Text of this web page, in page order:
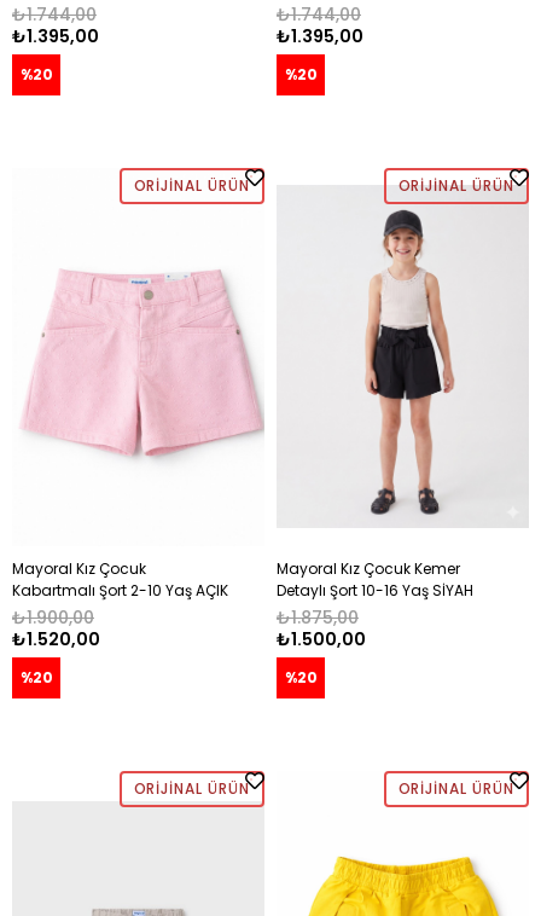
₺1.395,00
₺1.744,00
%20
₺1.395,00
₺1.744,00
%20
ORIJINAL ÜRÜN
Mayoral Kız Çocuk
Kabartmalı Şort 2-10 Yaş AÇIK
PEMBE
₺1.520,00
₺1.900,00
%20
ORIJINAL ÜRÜN
Mayoral Kız Çocuk Kemer
Detaylı Şort 10-16 Yaş SİYAH
₺1.500,00
₺1.875,00
%20
ORIJINAL ÜRÜN ORIJINAL ÜRÜN